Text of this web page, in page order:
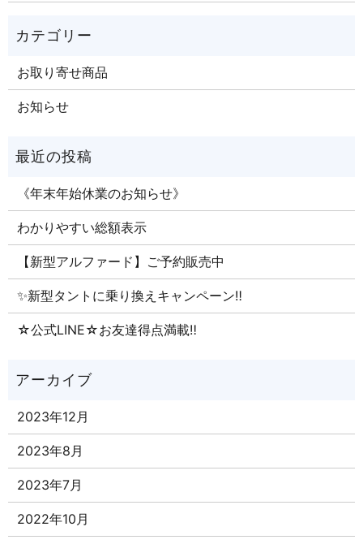
お取り寄せ商品
お知らせ
《年末年始休業のお知らせ》
わかりやすい総額表示
【新型アルファード】ご予約販売中
✨新型タントに乗り換えキャンペーン‼
☆公式LINE☆お友達得点満載‼
2023年12月
2023年8月
2023年7月
2022年10月